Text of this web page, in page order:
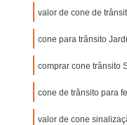
de Sinalização Viária
Pintura
Pintura Sinalização
de Sinalização de
valor de cone de
cone para trânsito
comprar cone trânsito
cone de trânsito para
valor de cone